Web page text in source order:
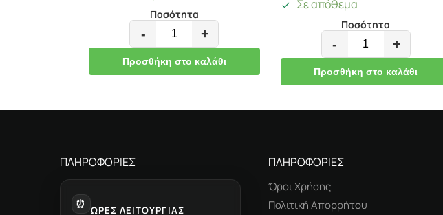
Ποσότητα
- +
Προσθήκη στο καλάθι
Σε απόθεμα
Ποσότητα
- +
Προσθήκη στο καλάθι
ΠΛΗΡΟΦΟΡΙΕΣ
⏰ ΩΡΕΣ ΛΕΙΤΟΥΡΓΙΑΣ
ΠΛΗΡΟΦΟΡΙΕΣ
Όροι Χρήσης
Πολιτική Απορρήτου